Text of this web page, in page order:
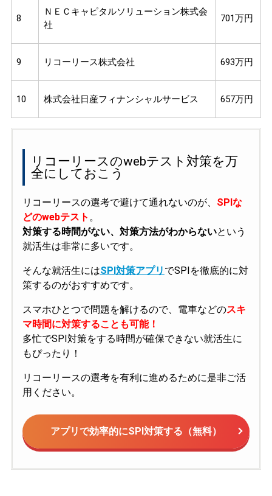
8
ＮＥＣキャピタルソリューション株式会
社
701万円
9 リコーリース株式会社 693万円
10 株式会社日産フィナンシャルサービス 657万円
リコーリースのwebテスト対策を万
全にしておこう
リコーリースの選考で避けて通れないのが、 SPIな
どのwebテスト 。
対策する時間がない、対策方法がわからないという
就活生は非常に多いです。
そんな就活生にはSPI対策アプリ でSPIを徹底的に対
策するのがおすすめです。
スマホひとつで問題を解けるので、電車などのスキ
マ時間に対策することも可能！
多忙でSPI対策をする時間が確保できない就活生に
もぴったり！
リコーリースの選考を有利に進めるために是非ご活
用ください。
アプリで効率的にSPI対策する（無料）